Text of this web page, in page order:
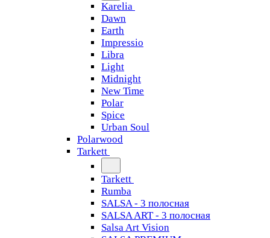
Karelia
Dawn
Earth
Impressio
Libra
Light
Midnight
New Time
Polar
Spice
Urban Soul
Polarwood
Tarkett
Tarkett
Rumba
SALSA - 3 полосная
SALSA ART - 3 полосная
Salsa Art Vision